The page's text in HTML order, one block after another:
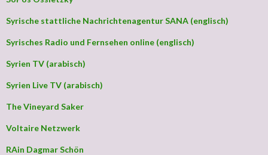
Syrische stattliche Nachrichtenagentur SANA (englisch)
Syrisches Radio und Fernsehen online (englisch)
Syrien TV (arabisch)
Syrien Live TV (arabisch)
The Vineyard Saker
Voltaire Netzwerk
RAin Dagmar Schön